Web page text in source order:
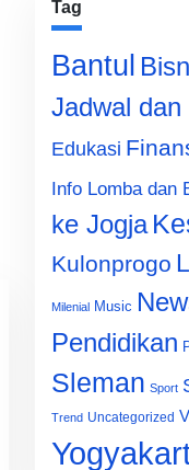
Tag
Bantul
Jadwal dan
Edukasi
Info Lomba dan
ke Jogja
Kulonprogo
Milenial Music
Pendidikan
Sleman Sport
Trend Uncategorized